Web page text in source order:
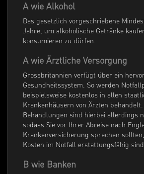
A wie Alkohol
Das gesetzlich vorgeschriebene
Jahre, um alkoholische Getränke
konsumieren zu dürfen.
A wie Ärztliche Versorgung
Grossbritannien verfügt über ein
Gesundheitssystem. So werden
beispielsweise kostenlos in allen
Krankenhäusern von Ärzten
Behandlungen sind hierbei allerdings
sodass Sie vor Ihrer Abreise nach
Krankenversicherung sprechen
Kosten im Notfall erstattungsfähig
B wie Banken